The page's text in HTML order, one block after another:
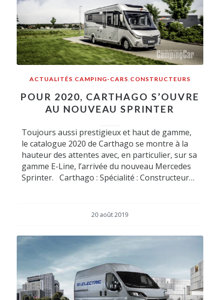
ACTUALITÉS, CAMPING-CARS, CONSTRUCTEURS
POUR 2020, CARTHAGO S’OUVRE
AU NOUVEAU SPRINTER
Toujours aussi prestigieux et haut de gamme,
le catalogue 2020 de Carthago se montre à la
hauteur des attentes avec, en particulier, sur sa
gamme E-Line, l’arrivée du nouveau Mercedes
Sprinter. Carthago : Spécialité : Constructeur…
20 août 2019